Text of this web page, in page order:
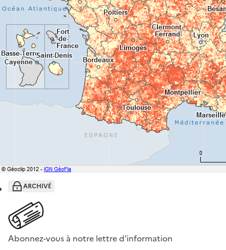
ARCHIVÉ
Abonnez-vous à notre lettre d'information